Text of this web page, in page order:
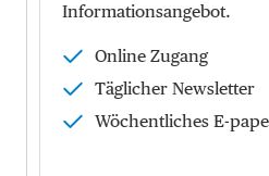
Informationsangebot.
Online Zugang
Täglicher Newsletter
Wöchentliches E-